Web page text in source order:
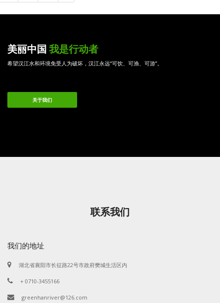
美丽中国 我是行动者
希望汉江水和环境免受人为破坏，汉江永远“可饮、可渔、可游”。
关于我们
联系我们
我们的地址
湖北省襄阳市长征路22号市政府樊城生活区内
+ 0710-3455166
greenhanriver@126.com